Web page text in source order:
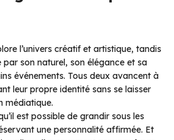
l’univers créatif et artistique, tandis
par son naturel, son élégance et sa
événements. Tous deux avancent à
leur propre identité sans se laisser
médiatique.
est possible de grandir sous les
une personnalité affirmée. Et